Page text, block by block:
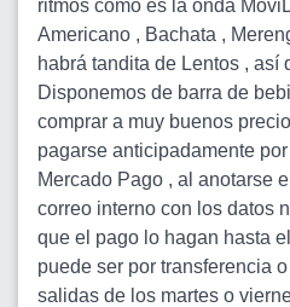
ritmos como es la onda
Americano , Bachata ,
habrá tandita de Lentos , así
Disponemos de barra de
comprar a muy buenos
pagarse anticipadamente
Mercado Pago , al anotarse
correo interno con los datos
que el pago lo hagan hasta
puede ser por transferencia
salidas de los martes o